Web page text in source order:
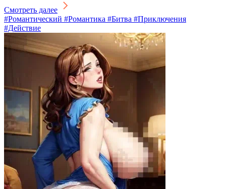
Смотреть далее
#Романтический #Романтика #Битва #Приключения
#Действие